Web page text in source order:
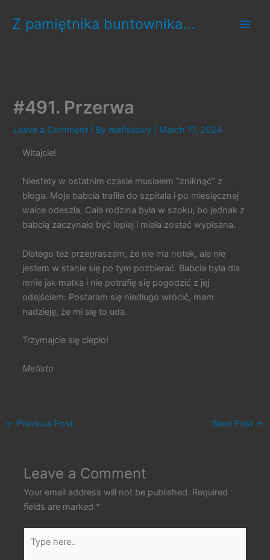
content
Z pamiętnika buntownika...
#491. Przerwa
Leave a Comment / By mefistowy / March 17, 2024
Witajcie!
Niestety w ostatnim czasie musiałem “zniknąć” z
bloga. Moja babcia trafiła do szpitala i po miesięcznej
walce odeszła. Cała rodzina była w szoku, bo jednak z
babcią zaczynało być lepiej i miała zostać wypisana.
Dlatego też przepraszam, że nie ma notek, ale nie
jestem w stanie się po tym pozbierać. Babcia była dla
mnie jak matka i nie potrafię się pogodzić z jej
odejściem. Postaram się niedługo wrócić, mam
nadzieję, że mi się to uda.
Trzymajcie się ciepło!
Mefisto
← Previous Post Next Post →
Leave a Comment
Your email address will not be published. Required
fields are marked *
here..